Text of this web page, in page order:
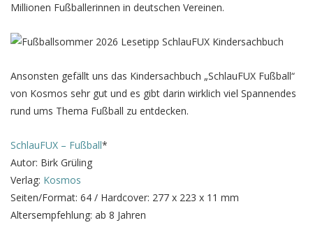
Millionen Fußballerinnen in deutschen Vereinen.
Ansonsten gefällt uns das Kindersachbuch „SchlauFUX Fußball“
von Kosmos sehr gut und es gibt darin wirklich viel Spannendes
rund ums Thema Fußball zu entdecken.
SchlauFUX – Fußball*
Autor: Birk Grüling
Verlag: Kosmos
Seiten/Format: 64 / Hardcover: 277 x 223 x 11 mm
Altersempfehlung: ab 8 Jahren